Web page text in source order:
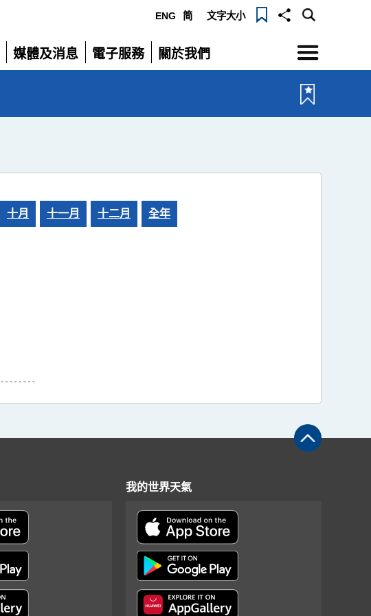
ENG 简 文字大小
媒體及消息
展
電子服務
展
關於我們
展
選
單
十月 十一月 十二月 全年
我的世界天氣